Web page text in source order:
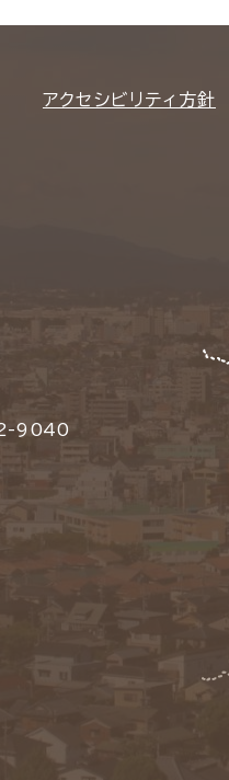
アクセシビリティ方針
9040